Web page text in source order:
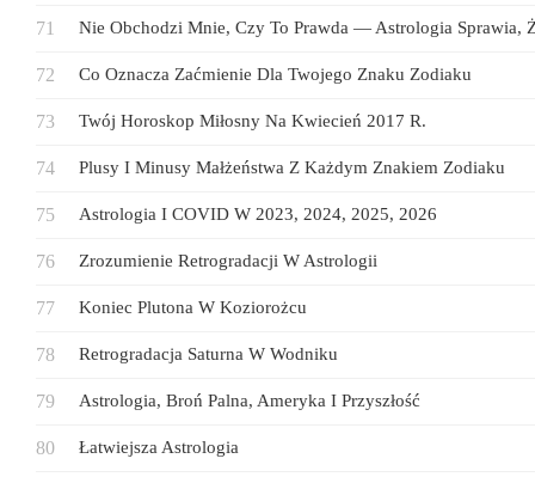
Nie Obchodzi Mnie, Czy To Prawda — Astrologia Sprawia,
Co Oznacza Zaćmienie Dla Twojego Znaku Zodiaku
Twój Horoskop Miłosny Na Kwiecień 2017 R.
Plusy I Minusy Małżeństwa Z Każdym Znakiem Zodiaku
Astrologia I COVID W 2023, 2024, 2025, 2026
Zrozumienie Retrogradacji W Astrologii
Koniec Plutona W Koziorożcu
Retrogradacja Saturna W Wodniku
Astrologia, Broń Palna, Ameryka I Przyszłość
Łatwiejsza Astrologia